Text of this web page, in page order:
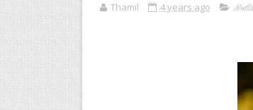
Thamil 4 years ago